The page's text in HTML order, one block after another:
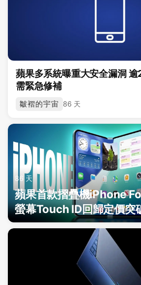
蘋果多系統曝重大安全漏洞
需緊急修補
皺褶的宇宙 86 天
86 天
蘋果首款摺疊機iPhone
螢幕Touch ID回歸定價突